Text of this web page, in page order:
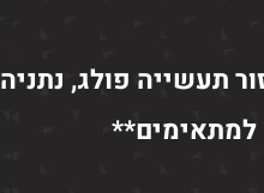
תעשייה פולג, נתניה
למתאימים**